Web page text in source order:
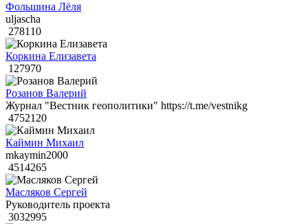
Фольшина Лёля
uljascha
278110
Коркина Елизавета
127970
Розанов Валерий
Журнал "Вестник геополитики" https://t.me/vestnikg
4752120
Каймин Михаил
mkaymin2000
4514265
Масляков Сергей
Руководитель проекта
3032995